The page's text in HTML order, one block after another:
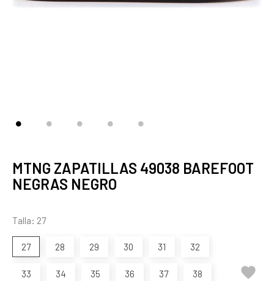
MTNG ZAPATILLAS 49038 BAREFOOT
NEGRAS NEGRO
Talla: 27
27 28 29 30 31 32
33 34 35 36 37 38 